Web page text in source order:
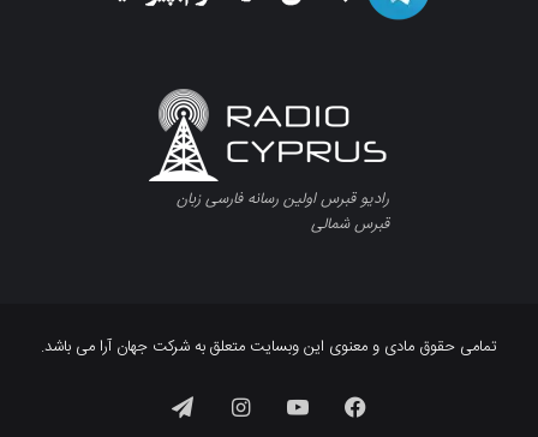
رادیو قبرس اولین رسانه فارسی زبان
قبرس شمالی
تمامی حقوق مادی و معنوی این وبسایت متعلق به شرکت جهان آرا می باشد.
فیسبوک یوتیوب اینستاگرام